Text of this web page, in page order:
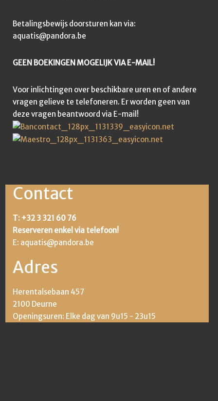
Betalingsbewijs doorsturen kan via:
aquatis@pandora.be
GEEN BOEKINGEN MOGELIJK VIA E-MAIL!
Voor inlichtingen over beschikbare uren en of andere
vragen gelieve te telefoneren. Er worden geen van
deze vragen beantwoord via E-mail!
Contact
T: +32 3 321 60 76
Reserveren enkel via telefoon!
E: aquatis@pandora.be
Adres
Herentalsebaan 457
2100 Deurne
Openingsuren: Elke dag van 9u15 - 23u15